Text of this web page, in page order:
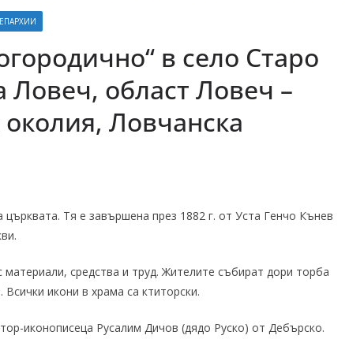
в село Старо
област Ловеч –
Ловчанска
Тя е завършена през 1882 г. от Уста Генчо Кънев
средства и труд. Жителите събират дори торба
икони в храма са ктиторски.
иконописеца Русалим Дичов (дядо Руско) от Дебърско.